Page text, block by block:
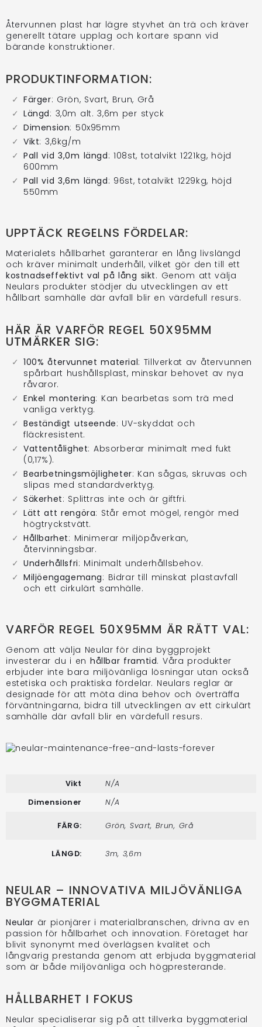
Återvunnen plast har lägre styvhet än trä och kräver
generellt tätare upplag och kortare spann vid
bärande konstruktioner.
PRODUKTINFORMATION:
Färger: Grön, Svart, Brun, Grå
Längd: 3,0m alt. 3,6m per styck
Dimension: 50x95mm
Vikt: 3,6kg/m
Pall vid 3,0m längd: 108st, totalvikt 1221kg, höjd
600mm
Pall vid 3,6m längd: 96st, totalvikt 1229kg, höjd
550mm
UPPTÄCK REGELNS FÖRDELAR:
Materialets hållbarhet garanterar en lång livslängd
och kräver minimalt underhåll, vilket gör den till ett
kostnadseffektivt val på lång sikt. Genom att välja
Neulars produkter stödjer du utvecklingen av ett
hållbart samhälle där avfall blir en värdefull resurs.
HÄR ÄR VARFÖR REGEL 50X95MM
UTMÄRKER SIG:
100% återvunnet material: Tillverkat av återvunnen
spårbart hushållsplast, minskar behovet av nya
råvaror.
Enkel montering: Kan bearbetas som trä med
vanliga verktyg.
Beständigt utseende: UV-skyddat och
fläckresistent.
Vattentålighet: Absorberar minimalt med fukt
(0,17%).
Bearbetningsmöjligheter: Kan sågas, skruvas och
slipas med standardverktyg.
Säkerhet: Splittras inte och är giftfri.
Lätt att rengöra: Står emot mögel, rengör med
högtryckstvätt.
Hållbarhet: Minimerar miljöpåverkan,
återvinningsbar.
Underhållsfri: Minimalt underhållsbehov.
Miljöengagemang: Bidrar till minskat plastavfall
och ett cirkulärt samhälle.
VARFÖR REGEL 50X95MM ÄR RÄTT VAL:
Genom att välja Neular för dina byggprojekt
investerar du i en hållbar framtid. Våra produkter
erbjuder inte bara miljövänliga lösningar utan också
estetiska och praktiska fördelar. Neulars reglar är
designade för att möta dina behov och överträffa
förväntningarna, bidra till utvecklingen av ett cirkulärt
samhälle där avfall blir en värdefull resurs.
Vikt
N/A
Dimensioner
N/A
FÄRG: Grön, Svart, Brun, Grå
LÄNGD: 3m, 3,6m
NEULAR – INNOVATIVA MILJÖVÄNLIGA
BYGGMATERIAL
Neular är pionjärer i materialbranschen, drivna av en
passion för hållbarhet och innovation. Företaget har
blivit synonymt med överlägsen kvalitet och
långvarig prestanda genom att erbjuda byggmaterial
som är både miljövänliga och högpresterande.
HÅLLBARHET I FOKUS
Neular specialiserar sig på att tillverka byggmaterial